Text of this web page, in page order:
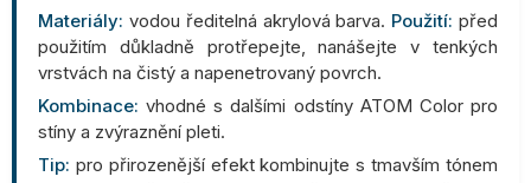
Materiály: vodou ředitelná akrylová barva. Použití: před
použitím důkladně protřepejte, nanášejte v tenkých
vrstvách na čistý a napenetrovaný povrch.
Kombinace: vhodné s dalšími odstíny ATOM Color pro
stíny a zvýraznění pleti.
Tip: pro přirozenější efekt kombinujte s tmavším tónem